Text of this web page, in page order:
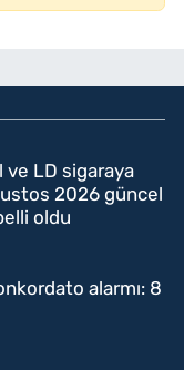
ve LD sigaraya
2026 güncel
oldu
alarmı: 8